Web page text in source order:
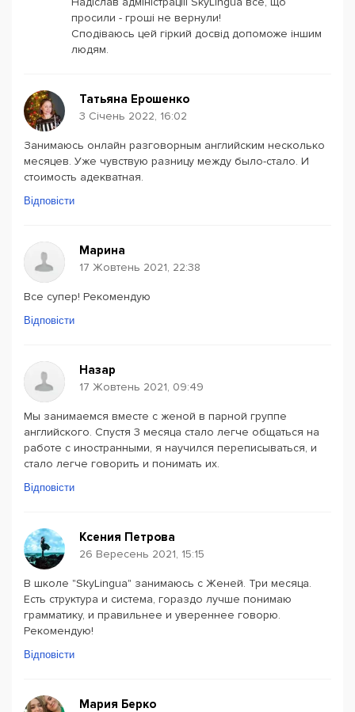
просили - гроші не вернули!
Сподіваюсь цей гіркий досвід допоможе іншим
людям.
Татьяна Ерошенко
3 Січень 2022, 16:02
Занимаюсь онлайн разговорным английским несколько
месяцев. Уже чувствую разницу между было-стало. И
стоимость адекватная.
Відповісти
Марина
17 Жовтень 2021, 22:38
Все супер! Рекомендую
Відповісти
Назар
17 Жовтень 2021, 09:49
Мы занимаемся вместе с женой в парной группе
английского. Спустя 3 месяца стало легче общаться на
работе с иностранными, я научился переписываться, и
стало легче говорить и понимать их.
Відповісти
Ксения Петрова
26 Вересень 2021, 15:15
В школе "SkyLingua" занимаюсь с Женей. Три месяца.
Есть структура и система, гораздо лучше понимаю
грамматику, и правильнее и увереннее говорю.
Рекомендую!
Відповісти
Мария Берко